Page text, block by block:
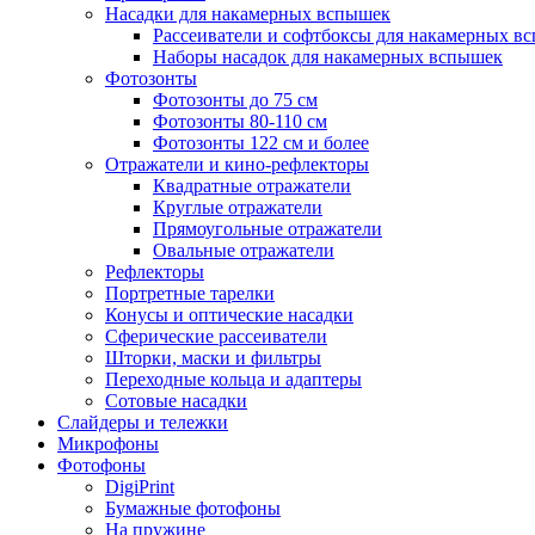
Насадки для накамерных вспышек
Рассеиватели и софтбоксы для накамерных
Наборы насадок для накамерных вспышек
Фотозонты
Фотозонты до 75 см
Фотозонты 80-110 см
Фотозонты 122 см и более
Отражатели и кино-рефлекторы
Квадратные отражатели
Круглые отражатели
Прямоугольные отражатели
Овальные отражатели
Рефлекторы
Портретные тарелки
Конусы и оптические насадки
Сферические рассеиватели
Шторки, маски и фильтры
Переходные кольца и адаптеры
Сотовые насадки
Слайдеры и тележки
Микрофоны
Фотофоны
DigiPrint
Бумажные фотофоны
На пружине